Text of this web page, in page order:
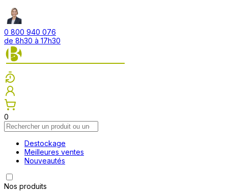
0 800 940 076
de 8h30 à 17h30
0
Destockage
Meilleures ventes
Nouveautés
Nos produits